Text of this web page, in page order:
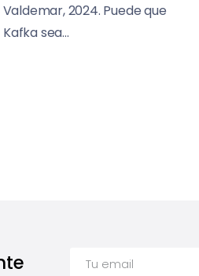
2024. Puede que
sea...